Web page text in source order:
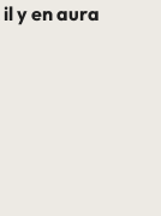
il y en aura